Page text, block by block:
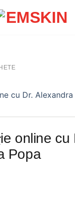
online cu
Popa